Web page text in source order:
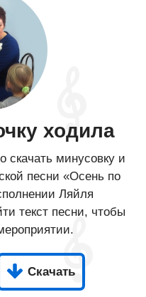
ходила
скачать минусовку и
песни «Осень по
Ляйля
текст песни, чтобы
Скачать